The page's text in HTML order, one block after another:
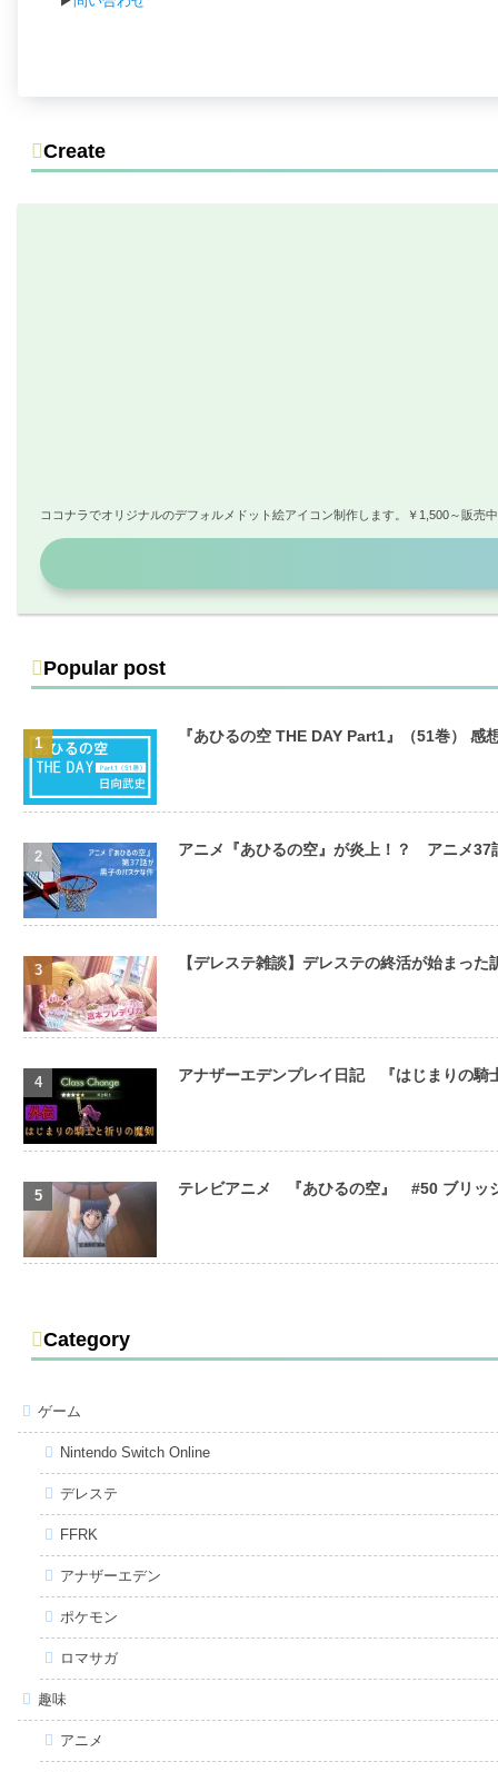
Create
ココナラでオリジナルのデフォルメドット絵アイコン制作します。￥1,500～販売
Popular post
『あひるの空 THE DAY Part1』（51巻） 感
アニメ『あひるの空』が炎上！？ アニメ37
【デレステ雑談】デレステの終活が始まっ
アナザーエデンプレイ日記 『はじまりの騎
テレビアニメ 『あひるの空』 #50 ブリッ
Category
ゲーム
Nintendo Switch Online
デレステ
FFRK
アナザーエデン
ポケモン
ロマサガ
趣味
アニメ